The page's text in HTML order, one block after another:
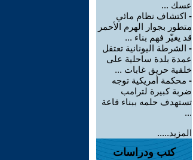
عسك ...
- اكتشاف نظام مائي
متطور بجوار الهرم الأحمر
قد يغيّر فهم بناء ...
- الشرطة اليونانية تعتقل
عمدة بلدة ساحلية على
خلفية حريق غابات ...
- محكمة أمريكية توجه
ضربة كبيرة لترامب
تستهدف حلمه ببناء قاعة
...
المزيد.....
كتب ودراسات